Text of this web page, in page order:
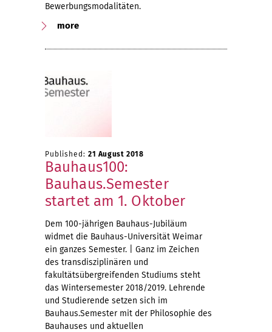
Bewerbungsmodalitäten.
more
Published: 21 August 2018
Bauhaus100:
Bauhaus.Semester
startet am 1. Oktober
Dem 100-jährigen Bauhaus-Jubiläum
widmet die Bauhaus-Universität Weimar
ein ganzes Semester. | Ganz im Zeichen
des transdisziplinären und
fakultätsübergreifenden Studiums steht
das Wintersemester 2018/2019. Lehrende
und Studierende setzen sich im
Bauhaus.Semester mit der Philosophie des
Bauhauses und aktuellen